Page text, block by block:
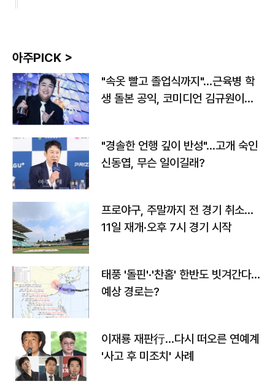
아주PICK >
"속옷 빨고 졸업식까지"…근육병 학
생 돌본 공익, 코미디언 김규원이었
"경솔한 언행 깊이 반성"…고개 숙인
신동엽, 무슨 일이길래?
프로야구, 주말까지 전 경기 취소…
11일 재개·오후 7시 경기 시작
태풍 '돌핀'·'찬홈' 한반도 빗겨간다…
예상 경로는?
이재룡 재판行…다시 떠오른 연예계
'사고 후 미조치' 사례